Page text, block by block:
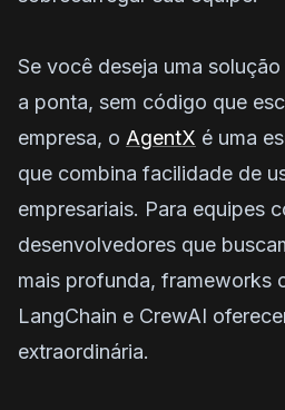
Se você deseja uma
a ponta, sem código que
empresa, o AgentX é uma
que combina facilidade de
empresariais. Para equipes
desenvolvedores que
mais profunda, frameworks
LangChain e CrewAI
extraordinária.